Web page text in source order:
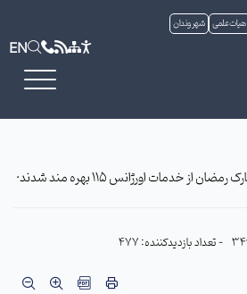
هیات علمی شهروندان
EN
- تعداد بازدیدکننده: 477